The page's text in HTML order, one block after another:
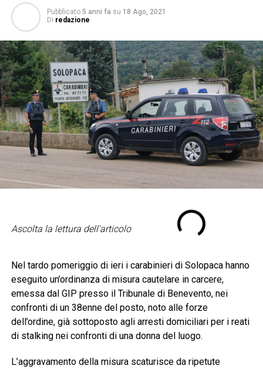
Pubblicato 5 anni fa su 18 Ago, 2021
Di redazione
Ascolta la lettura dell'articolo
Nel tardo pomeriggio di ieri i carabinieri di Solopaca hanno
eseguito un’ordinanza di misura cautelare in carcere,
emessa dal GIP presso il Tribunale di Benevento, nei
confronti di un 38enne del posto, noto alle forze
dell’ordine, già sottoposto agli arresti domiciliari per i reati
di stalking nei confronti di una donna del luogo.
L’aggravamento della misura scaturisce da ripetute